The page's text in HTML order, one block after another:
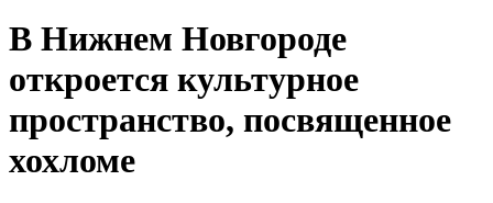
В Нижнем Новгороде
откроется культурное
пространство, посвященное
хохломе